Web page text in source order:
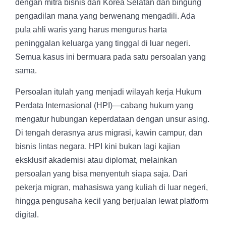
dengan mitra bisnis dari Korea Selatan dan bingung
pengadilan mana yang berwenang mengadili. Ada
pula ahli waris yang harus mengurus harta
peninggalan keluarga yang tinggal di luar negeri.
Semua kasus ini bermuara pada satu persoalan yang
sama.
Persoalan itulah yang menjadi wilayah kerja Hukum
Perdata Internasional (HPI)—cabang hukum yang
mengatur hubungan keperdataan dengan unsur asing.
Di tengah derasnya arus migrasi, kawin campur, dan
bisnis lintas negara. HPI kini bukan lagi kajian
eksklusif akademisi atau diplomat, melainkan
persoalan yang bisa menyentuh siapa saja. Dari
pekerja migran, mahasiswa yang kuliah di luar negeri,
hingga pengusaha kecil yang berjualan lewat platform
digital.